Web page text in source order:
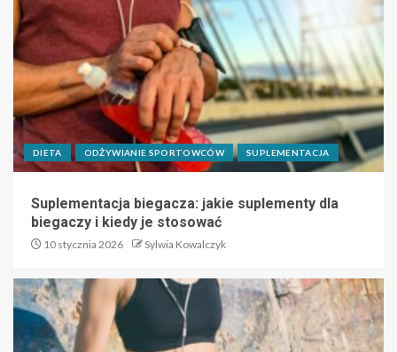
DIETA ODŻYWIANIE SPORTOWCÓW SUPLEMENTACJA
Suplementacja biegacza: jakie suplementy dla
biegaczy i kiedy je stosować
10 stycznia 2026 Sylwia Kowalczyk